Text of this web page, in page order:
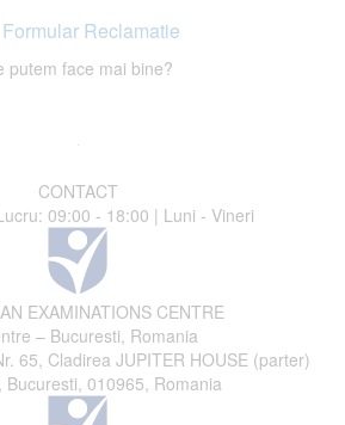
Formular Reclamatie
putem face mai bine?
CONTACT
09:00 - 18:00 | Luni - Vineri
EXAMINATIONS CENTRE
– Bucuresti, Romania
65, Cladirea JUPITER HOUSE (parter)
Bucuresti, 010965, Romania